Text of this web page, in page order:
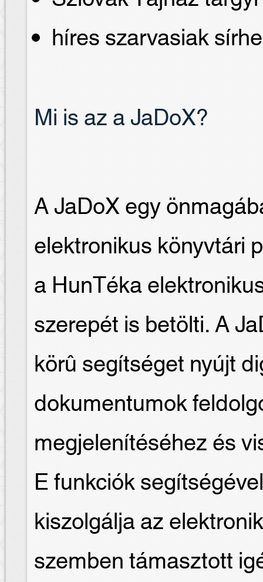
híres szarvasiak
Mi is az a JaDoX?
A JaDoX egy
elektronikus könyvtári
a HunTéka
szerepét is betölti. A
körû segítséget nyújt
dokumentumok
megjelenítéséhez és
E funkciók
kiszolgálja az
szemben támasztott